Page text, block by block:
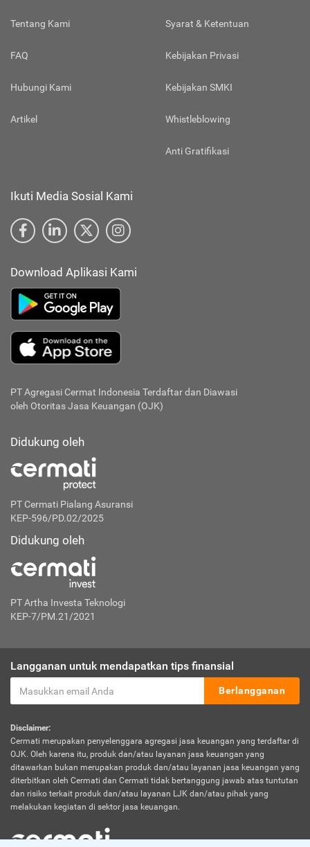
Tentang Kami
FAQ
Hubungi Kami
Artikel
Syarat & Ketentuan
Kebijakan Privasi
Kebijakan SMKI
Whistleblowing
Anti Gratifikasi
Ikuti Media Sosial Kami
Download Aplikasi Kami
PT Agregasi Cermat Indonesia Terdaftar dan Diawasi
oleh Otoritas Jasa Keuangan (OJK)
Didukung oleh
PT Cermati Pialang Asuransi
KEP-596/PD.02/2025
Didukung oleh
PT Artha Investa Teknologi
KEP-7/PM.21/2021
Langganan untuk mendapatkan tips finansial
Berlangganan
Disclaimer:
Cermati merupakan penyelenggara agregasi jasa keuangan yang terdaftar di
OJK. Oleh karena itu, produk dan/atau layanan jasa keuangan yang
ditawarkan bukan merupakan produk dan/atau layanan jasa keuangan yang
diterbitkan oleh Cermati dan Cermati tidak bertanggung jawab atas tuntutan
dan risiko terkait produk dan/atau layanan LJK dan/atau pihak yang
melakukan kegiatan di sektor jasa keuangan.